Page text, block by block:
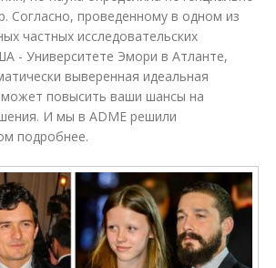
Согласно, проведенному в одном из
частных исследовательских
- Университете Эмори в Атланте,
выверенная идеальная
может повысить ваши шансы на
И мы в ADME решили
подробнее.